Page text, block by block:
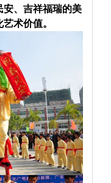
安、吉祥福瑞的美
术价值。